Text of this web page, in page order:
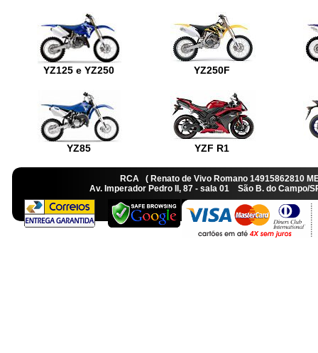
YZ125 e YZ250 YZ250F
YZ85 YZF R1
RCA ( Renato de Vivo Romano
Av. Imperador Pedro II, 87 - sala 01 São B. do